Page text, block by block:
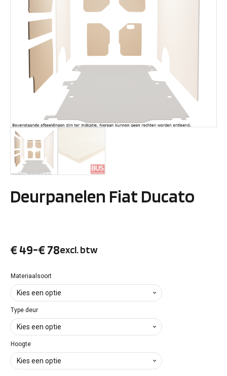
Deurpanelen Fiat Ducato
€ 49-€ 78
Prijsklasse:
€ 49
tot
€ 78
excl. btw
Materiaalsoort
Type deur
Hoogte